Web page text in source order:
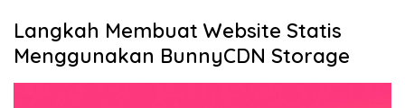
Langkah Membuat Website Statis
Menggunakan BunnyCDN Storage